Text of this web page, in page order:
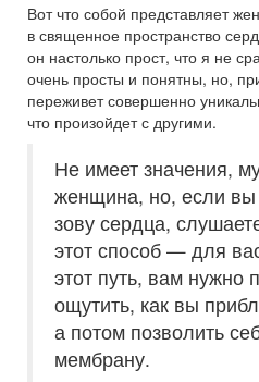
Вот что собой представляет
в священное пространство
он настолько прост, что я не
очень просты и понятны, но,
переживет совершенно
что произойдет с другими.
Не имеет значения,
женщина, но, если вы
зову сердца,
этот способ — для
этот путь, вам нужно
ощутить, как вы
а потом позволить
мембрану.